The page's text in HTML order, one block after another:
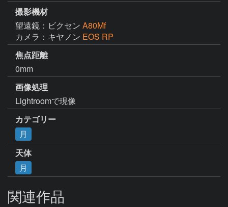
撮影機材
望遠鏡：ビクセン A80Mf
カメラ：キヤノン EOS RP
焦点距離
0mm
画像処理
Lightroomで現像
カテゴリー
月
天体
月
関連作品